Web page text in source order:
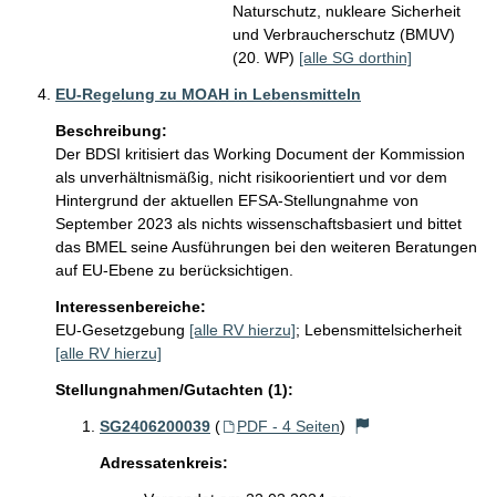
Naturschutz, nukleare Sicherheit
und Verbraucherschutz (BMUV)
(20. WP) [alle SG dorthin]
EU-Regelung zu MOAH in Lebensmitteln
Beschreibung:
Der BDSI kritisiert das Working Document der Kommission
als unverhältnismäßig, nicht risikoorientiert und vor dem
Hintergrund der aktuellen EFSA-Stellungnahme von
September 2023 als nichts wissenschaftsbasiert und bittet
das BMEL seine Ausführungen bei den weiteren Beratungen
auf EU-Ebene zu berücksichtigen.
Interessenbereiche:
EU-Gesetzgebung [alle RV hierzu]; Lebensmittelsicherheit
[alle RV hierzu]
Stellungnahmen/Gutachten (1):
SG2406200039 ( PDF - 4 Seiten)
Adressatenkreis: